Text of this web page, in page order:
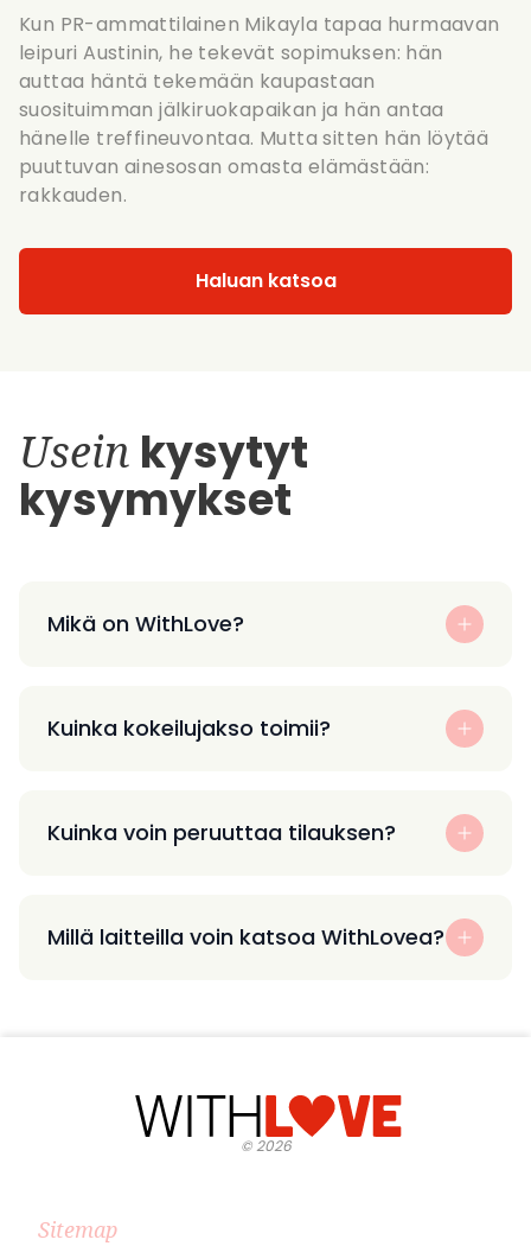
Kun PR-ammattilainen Mikayla tapaa hurmaavan
leipuri Austinin, he tekevät sopimuksen: hän
auttaa häntä tekemään kaupastaan
suosituimman jälkiruokapaikan ja hän antaa
hänelle treffineuvontaa. Mutta sitten hän löytää
puuttuvan ainesosan omasta elämästään:
rakkauden.
Haluan katsoa
Usein kysytyt
kysymykset
Mikä on WithLove?
Kuinka kokeilujakso toimii?
Kuinka voin peruuttaa tilauksen?
Millä laitteilla voin katsoa WithLovea?
©2026
Sitemap